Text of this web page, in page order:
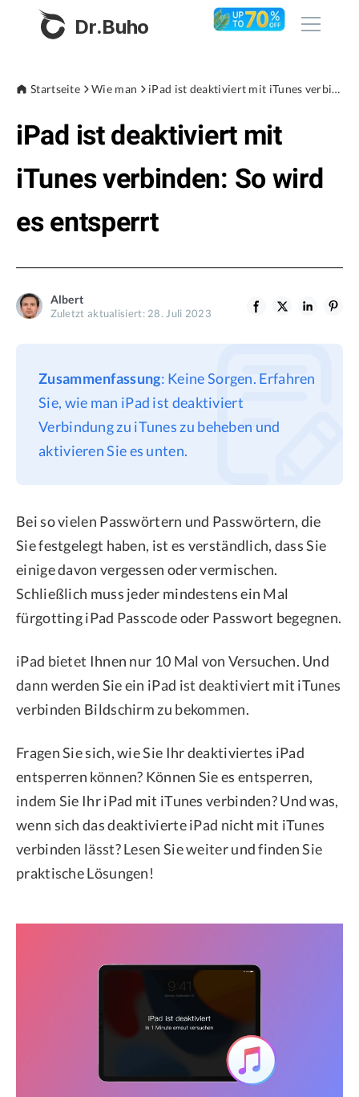
Dr.Buho
Produkte
BuhoRepair
BuhoLaunchpad
Store
Blog
Datenschutz
Rechtliches
Refund Policy
Startseite Wie man iPad ist deaktiviert mit iTunes verbinden: So wird es entsperrt
iPad ist deaktiviert mit
iTunes verbinden: So wird
es entsperrt
Albert
Zuletzt aktualisiert: 28. Juli 2023
Zusammenfassung: Keine Sorgen. Erfahren
Sie, wie man iPad ist deaktiviert
Verbindung zu iTunes zu beheben und
aktivieren Sie es unten.
Bei so vielen Passwörtern und Passwörtern, die
Sie festgelegt haben, ist es verständlich, dass Sie
einige davon vergessen oder vermischen.
Schließlich muss jeder mindestens ein Mal
fürgotting iPad Passcode oder Passwort begegnen.
iPad bietet Ihnen nur 10 Mal von Versuchen. Und
dann werden Sie ein iPad ist deaktiviert mit iTunes
verbinden Bildschirm zu bekommen.
Fragen Sie sich, wie Sie Ihr deaktiviertes iPad
entsperren können? Können Sie es entsperren,
indem Sie Ihr iPad mit iTunes verbinden? Und was,
wenn sich das deaktivierte iPad nicht mit iTunes
verbinden lässt? Lesen Sie weiter und finden Sie
praktische Lösungen!